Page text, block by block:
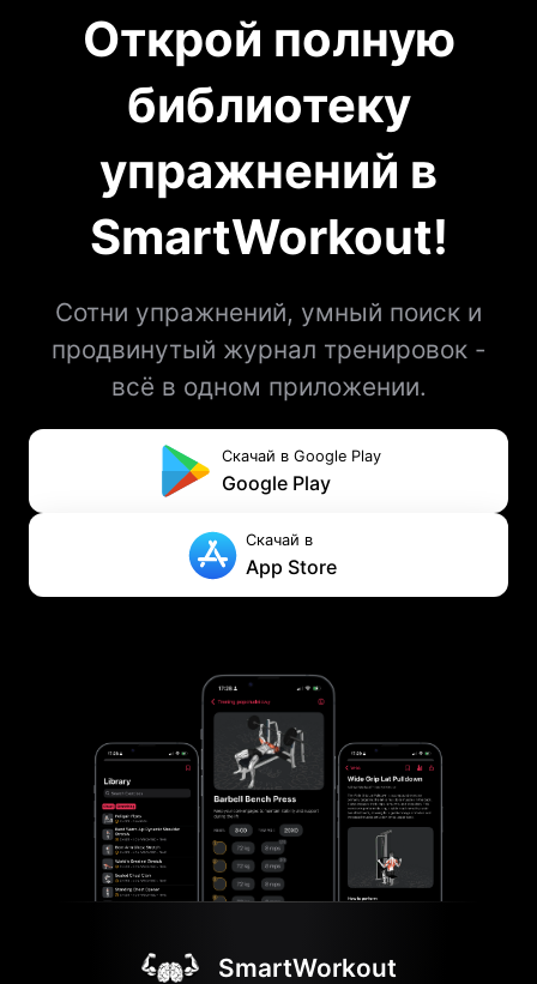
Открой полную
библиотеку
упражнений в
SmartWorkout!
Сотни упражнений, умный поиск и
продвинутый журнал тренировок -
всё в одном приложении.
Скачай в Google Play
Google Play
Скачай в
App Store
SmartWorkout